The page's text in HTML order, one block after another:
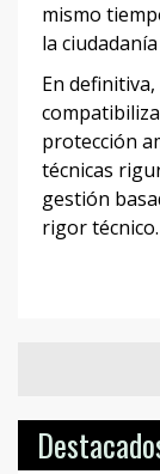
mismo
la
En
protección
técnicas
gestión
rigor técnico.